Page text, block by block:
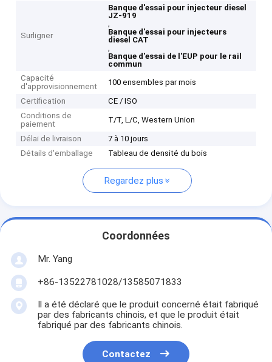
Surligner
Banque d'essai pour injecteur diesel
JZ-919
,
Banque d'essai pour injecteurs
diesel CAT
,
Banque d'essai de l'EUP pour le rail
commun
Capacité
d'approvisionnement
100 ensembles par mois
Certification
CE / ISO
Conditions de
paiement
T/T, L/C, Western Union
Délai de livraison
7 à 10 jours
Détails d'emballage
Tableau de densité du bois
Regardez plus
Coordonnées
Mr. Yang
+86-13522781028/13585071833
Il a été déclaré que le produit concerné était fabriqué
par des fabricants chinois, et que le produit était
fabriqué par des fabricants chinois.
Contactez